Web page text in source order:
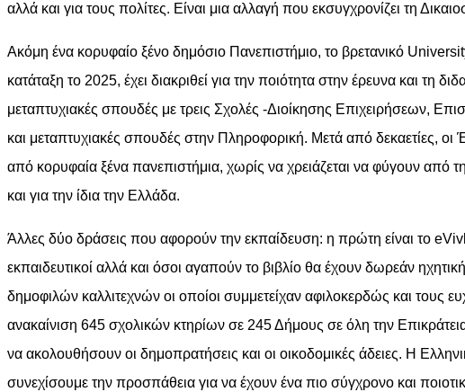
αλλά και για τους πολίτες. Είναι μια αλλαγή που εκσυγχρονίζει τη
Ακόμη ένα κορυφαίο ξένο δημόσιο Πανεπιστήμιο, το βρετανικό
κατάταξη το 2025, έχει διακριθεί για την ποιότητα στην έρευνα και
μεταπτυχιακές σπουδές με τρεις Σχολές -Διοίκησης Επιχειρήσεων,
και μεταπτυχιακές σπουδές στην Πληροφορική. Μετά από δεκαετίες, οι
από κορυφαία ξένα πανεπιστήμια, χωρίς να χρειάζεται να φύγουν από
και για την ίδια την Ελλάδα.
Άλλες δύο δράσεις που αφορούν την εκπαίδευση: η πρώτη είναι το
εκπαιδευτικοί αλλά και όσοι αγαπούν το βιβλίο θα έχουν δωρεάν
δημοφιλών καλλιτεχνών οι οποίοι συμμετείχαν αφιλοκερδώς και τους
ανακαίνιση 645 σχολικών κτηρίων σε 245 Δήμους σε όλη την
να ακολουθήσουν οι δημοπρατήσεις και οι οικοδομικές άδειες. Η
συνεχίσουμε την προσπάθεια για να έχουν ένα πιο σύγχρονο και